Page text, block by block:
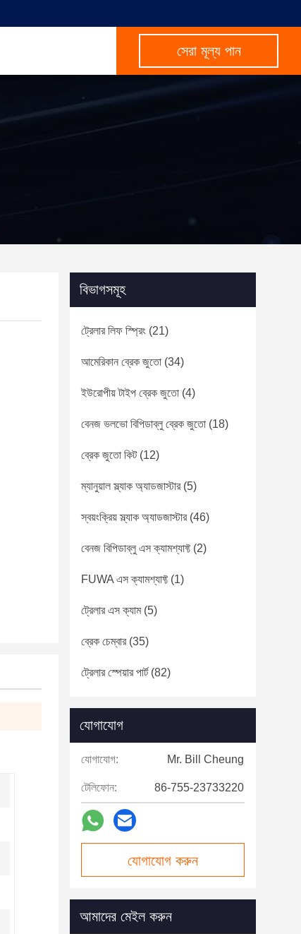
সেরা মূল্য পান
বিভাগসমূহ
ট্রেলার লিফ স্প্রিং (21)
আমেরিকান ব্রেক জুতো (34)
ইউরোপীয় টাইপ ব্রেক জুতো (4)
বেনজ ভলভো বিপিডাব্লু ব্রেক জুতো (18)
ব্রেক জুতো কিট(12)
ম্যানুয়াল স্ল্যাক অ্যাডজাস্টার(5)
স্বয়ংক্রিয় স্ল্যাক অ্যাডজাস্টার(46)
বেনজ বিপিডাব্লু এস ক্যামশ্যাফ্ট (2)
FUWA এস ক্যামশ্যাফ্ট (1)
ট্রেলার এস ক্যাম(5)
ব্রেক চেম্বার(35)
ট্রেলার স্পেয়ার পার্ট(82)
যোগাযোগ
যোগাযোগ: Mr. Bill Cheung
টেলিফোন: 86-755-23733220
যোগাযোগ করুন
আমাদের মেইল ​​করুন